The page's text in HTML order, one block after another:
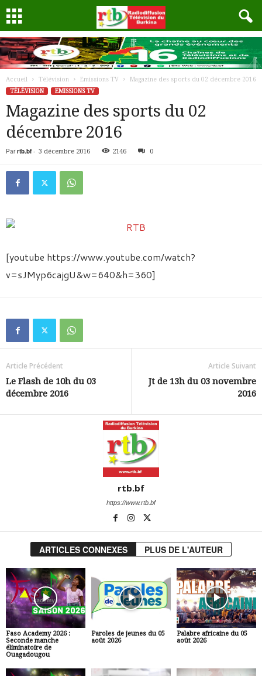
Accueil Télévision Emissions TV
Magazine des sports du 02 décembre 2016
TÉLÉVISION
EMISSIONS TV
Magazine des sports du 02
décembre 2016
Par rtb.bf- 3 décembre 2016 2146 0
[youtube https://www.youtube.com/watch?
v=sJMyp6cajgU&w=640&h=360]
Article Précédent
Le Flash de 10h du 03
décembre 2016
Article Suivant
Jt de 13h du 03 novembre
2016
rtb.bf
https://www.rtb.bf
ARTICLES CONNEXES PLUS DE L'AUTEUR
Faso Academy 2026 :
Seconde manche
éliminatoire de
Ouagadougou
Paroles de jeunes du 05
août 2026
Palabre africaine du 05
août 2026